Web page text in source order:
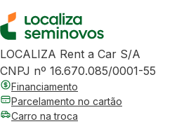
LOCALIZA Rent a Car S/A
CNPJ nº 16.670.085/0001-55
Financiamento
Parcelamento no cartão
Carro na troca